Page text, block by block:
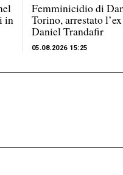
in
Femminicidio di
Torino, arrestato
Daniel Trandafir
05.08.2026 15:25